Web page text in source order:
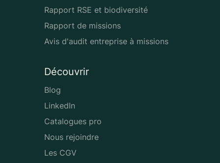
Rapport RSE et biodiversité
Rapport de missions
Avis d'audit entreprise à missions
Découvrir
Blog
LinkedIn
Catalogues pro
Nous rejoindre
Les CGV